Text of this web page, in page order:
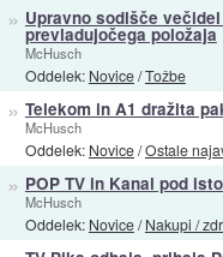
» Upravno sodišče
prevladujočega položaja
McHusch
Oddelek: Novice/Tožbe
» Telekom in A1 dražita
McHusch
Oddelek: Novice/Ostale
» POP TV in Kanal pod
McHusch
Oddelek: Novice/Nakupi /